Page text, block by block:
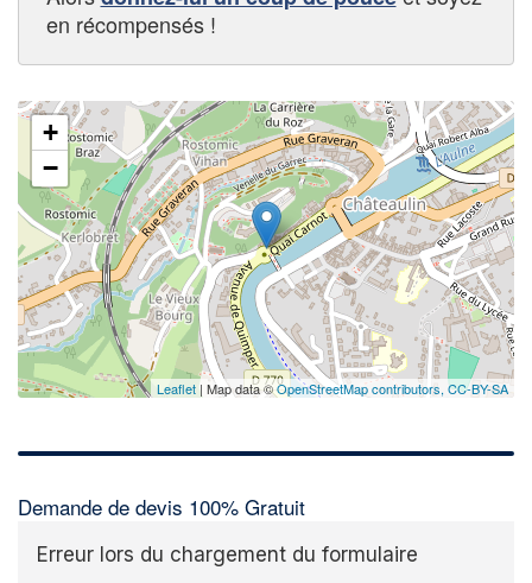
en récompensés !
+
−
Leaflet | Map data ©OpenStreetMap contributors, CC-BY-SA
Demande de devis 100% Gratuit
Erreur lors du chargement du formulaire